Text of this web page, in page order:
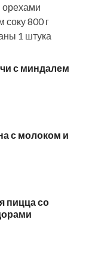
орехами
соку 800 г
1 штука
с миндалем
с молоком и
пицца со